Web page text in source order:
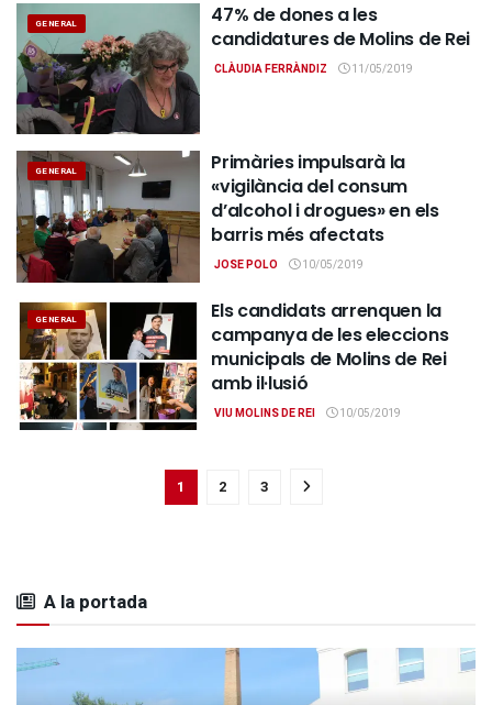
GENERAL
47% de dones a les
candidatures de Molins de Rei
CLÀUDIA FERRÀNDIZ 11/05/2019
GENERAL
Primàries impulsarà la
«vigilància del consum
d’alcohol i drogues» en els
barris més afectats
JOSE POLO 10/05/2019
GENERAL
Els candidats arrenquen la
campanya de les eleccions
municipals de Molins de Rei
amb il·lusió
VIU MOLINS DE REI 10/05/2019
1 2 3
A la portada